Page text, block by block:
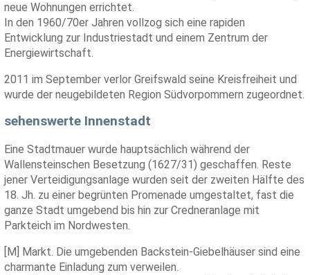
neue Wohnungen errichtet.
In den 1960/70er Jahren vollzog sich eine rapiden
Entwicklung zur Industriestadt und einem Zentrum der
Energiewirtschaft.
2011 im September verlor Greifswald seine Kreisfreiheit und
wurde der neugebildeten Region Südvorpommern zugeordnet.
sehenswerte Innenstadt
Eine Stadtmauer wurde hauptsächlich während der
Wallensteinschen Besetzung (1627/31) geschaffen. Reste
jener Verteidigungsanlage wurden seit der zweiten Hälfte des
18. Jh. zu einer begrünten Promenade umgestaltet, fast die
ganze Stadt umgebend bis hin zur Credneranlage mit
Parkteich im Nordwesten.
[M] Markt. Die umgebenden Backstein-Giebelhäuser sind eine
charmante Einladung zum verweilen.